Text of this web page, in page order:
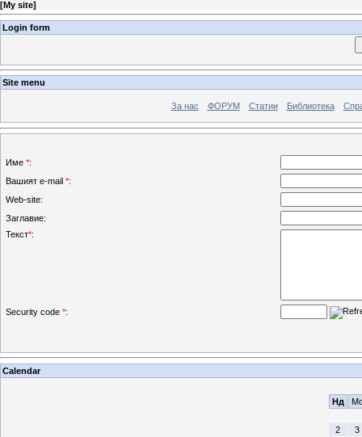
[My site]
Login form
Site menu
За нас ФОРУМ Статии Библиотека
Име *:
Вашият e-mail *:
Web-site:
Заглавие:
Текст*:
Security code *:
Calendar
Нд
2
3